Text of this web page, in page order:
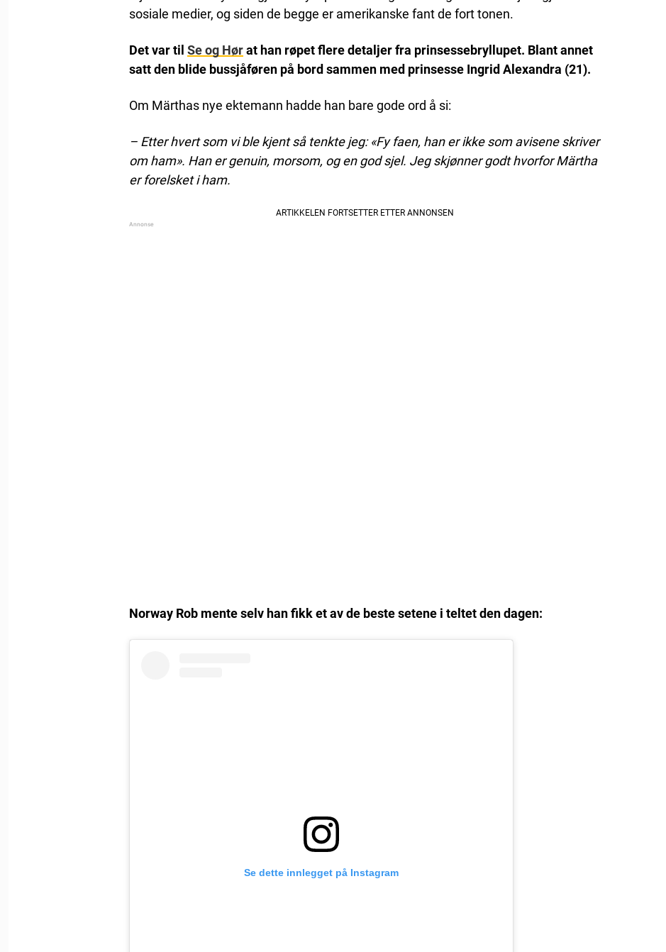
sosiale medier, og siden de begge er amerikanske fant de fort tonen.
Det var til Se og Hørat han røpet flere detaljer fra prinsessebryllupet. Blant annet
satt den blide bussjåføren på bord sammen med prinsesse Ingrid Alexandra (21).
Om Märthas nye ektemann hadde han bare gode ord å si:
– Etter hvert som vi ble kjent så tenkte jeg: «Fy faen, han er ikke som avisene skriver
om ham». Han er genuin, morsom, og en god sjel. Jeg skjønner godt hvorfor Märtha
er forelsket i ham.
Norway Rob mente selv han fikk et av de beste setene i teltet den dagen:
Se dette innlegget på Instagram